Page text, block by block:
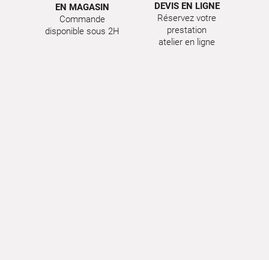
EN MAGASIN
Commande
disponible sous 2H
DEVIS EN LIGNE
Réservez votre
prestation
atelier en ligne